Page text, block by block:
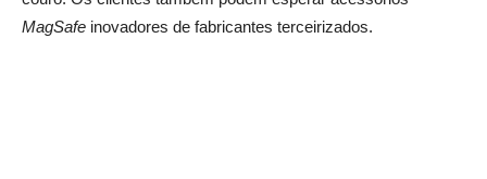
MagSafe inovadores de fabricantes terceirizados.